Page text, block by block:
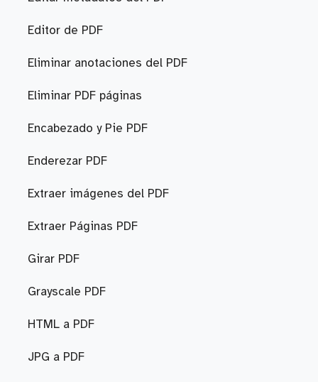
Editor de PDF
Eliminar anotaciones del PDF
Eliminar PDF páginas
Encabezado y Pie PDF
Enderezar PDF
Extraer imágenes del PDF
Extraer Páginas PDF
Girar PDF
Grayscale PDF
HTML a PDF
JPG a PDF